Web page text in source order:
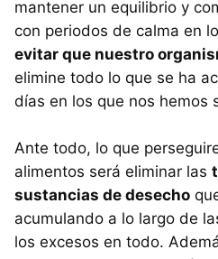
mantener un equilibrio y
con periodos de calma en
evitar que nuestro
elimine todo lo que se ha
días en los que nos hemos
Ante todo, lo que
alimentos será eliminar las
sustancias de desecho
acumulando a lo largo de
los excesos en todo.